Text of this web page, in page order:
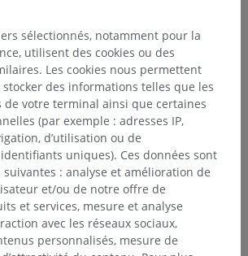
sélectionnés, notamment pour la
utilisent des cookies ou des
Les cookies nous permettent
stocker des informations telles que les
de votre terminal ainsi que certaines
(par exemple : adresses IP,
d’utilisation ou de
uniques). Ces données sont
: analyse et amélioration de
et/ou de notre offre de
et services, mesure et analyse
avec les réseaux sociaux,
personnalisés, mesure de